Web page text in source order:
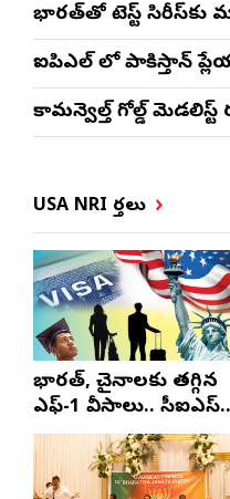
భారత్‌తో టెస్ట్ సిరీస్‌కు
ఐపిఎల్ లో పాకిస్తాన్
కామన్వెల్త్ గోల్డ్
USA NRI వార్తలు
భారత్, చైనాలకు తగ్గిన
ఎఫ్-1 వీసాలు.. సీఐఎస్
నివేదిక..!